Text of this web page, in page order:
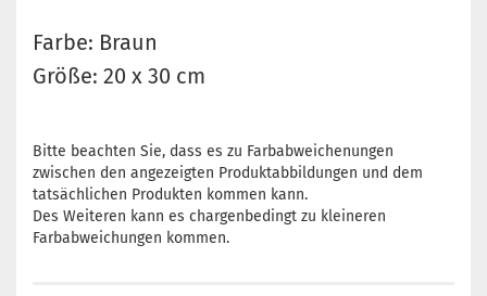
Farbe: Braun
Größe: 20 x 30 cm
Bitte beachten Sie, dass es zu Farbabweichenungen
zwischen den angezeigten Produktabbildungen und dem
tatsächlichen Produkten kommen kann.
Des Weiteren kann es chargenbedingt zu kleineren
Farbabweichungen kommen.